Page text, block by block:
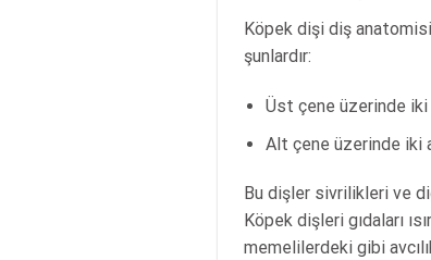
Köpek dişi diş
şunlardır:
Üst çene üzerinde
Alt çene üzerinde iki
Bu dişler sivrilikleri ve
Köpek dişleri gıdaları
memelilerdeki gibi